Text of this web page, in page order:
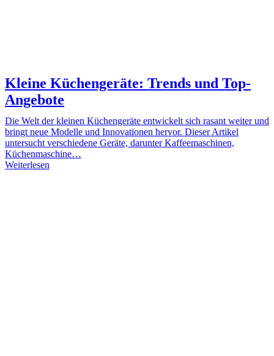
Kleine Küchengeräte: Trends und Top-
Angebote
Die Welt der kleinen Küchengeräte entwickelt sich rasant weiter und
bringt neue Modelle und Innovationen hervor. Dieser Artikel
untersucht verschiedene Geräte, darunter Kaffeemaschinen,
Küchenmaschine…
Weiterlesen